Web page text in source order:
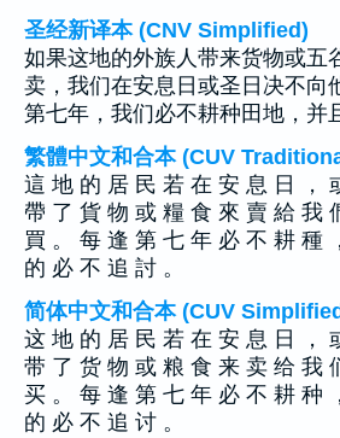
圣经新译本 (CNV Simplified)
如果这地的外族人带来货物或五
卖，我们在安息日或圣日决不向
第七年，我们必不耕种田地，并
繁體中文和合本 (CUV
這 地 的 居 民 若 在 安 息 日 ，
帶 了 貨 物 或 糧 食 來 賣 給 我
買 。 每 逢 第 七 年 必 不 耕 種
的 必 不 追 討 。
简体中文和合本 (CUV
这 地 的 居 民 若 在 安 息 日 ，
带 了 货 物 或 粮 食 来 卖 给 我
买 。 每 逢 第 七 年 必 不 耕 种
的 必 不 追 讨 。